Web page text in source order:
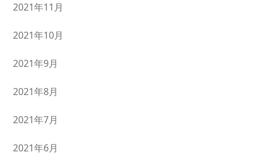
2021年11月
2021年10月
2021年9月
2021年8月
2021年7月
2021年6月